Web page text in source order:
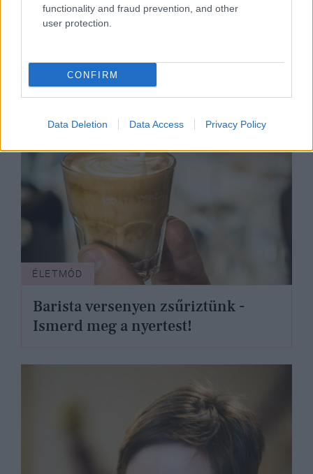
functionality and fraud prevention, and other
user protection.
CONFIRM
Data Deletion Data Access Privacy Policy
Megvannak a GLAMOUR-napok
ÉLETMÓD
Barista versenyen zsűriztünk -
Ismerd meg a nyertest!